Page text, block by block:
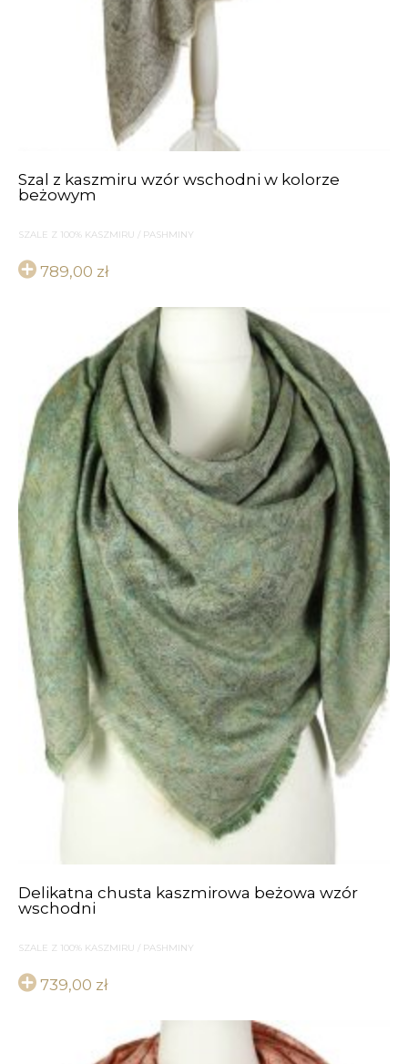
Szal z kaszmiru wzór wschodni w kolorze
beżowym
SZALE Z 100% KASZMIRU / PASHMINY
789,00 zł
Delikatna chusta kaszmirowa beżowa wzór
wschodni
SZALE Z 100% KASZMIRU / PASHMINY
739,00 zł